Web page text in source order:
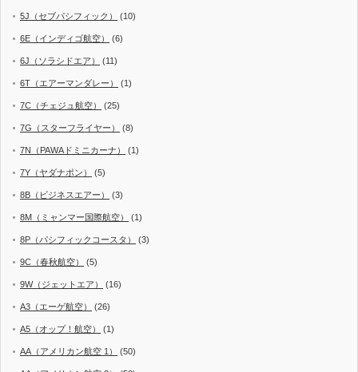
5J（セブパシフィック） (10)
6E（インディゴ航空） (6)
6J（ソラシドエア） (11)
6T（エアーマンダレー） (1)
7C（チェジュ航空） (25)
7G（スターフライヤー） (8)
7N（PAWAドミニカーナ） (1)
7Y（ヤダナポン） (5)
8B（ビジネスエアー） (3)
8M（ミャンマー国際航空） (1)
8P（パシフィックコースタ） (3)
9C（春秋航空） (5)
9W（ジェットエア） (16)
A3（エーゲ航空） (26)
A5（オップ！航空） (1)
AA（アメリカン航空 1） (50)